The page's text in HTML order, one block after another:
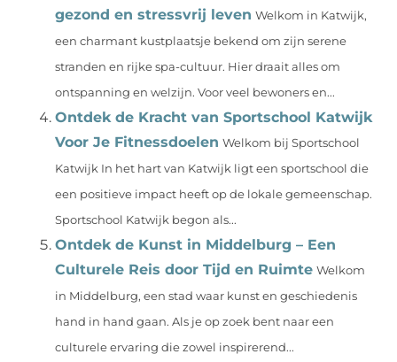
gezond en stressvrij leven Welkom in Katwijk,
een charmant kustplaatsje bekend om zijn serene
stranden en rijke spa-cultuur. Hier draait alles om
ontspanning en welzijn. Voor veel bewoners en...
Ontdek de Kracht van Sportschool Katwijk
Voor Je Fitnessdoelen Welkom bij Sportschool
Katwijk In het hart van Katwijk ligt een sportschool die
een positieve impact heeft op de lokale gemeenschap.
Sportschool Katwijk begon als...
Ontdek de Kunst in Middelburg – Een
Culturele Reis door Tijd en Ruimte Welkom
in Middelburg, een stad waar kunst en geschiedenis
hand in hand gaan. Als je op zoek bent naar een
culturele ervaring die zowel inspirerend...